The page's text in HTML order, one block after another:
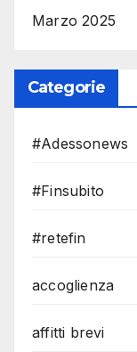
Marzo 2025
Categorie
#Adessonews
#Finsubito
#retefin
accoglienza
affitti brevi